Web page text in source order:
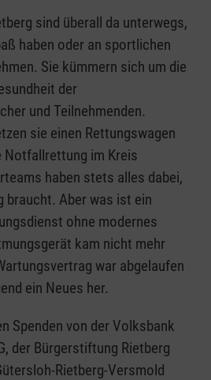
sind überall da unterwegs,
haben oder an sportlichen
Sie kümmern sich um die
der
und Teilnehmenden.
sie einen Rettungswagen
Notfallrettung im Kreis
haben stets alles dabei,
braucht. Aber was ist ein
ohne modernes
kam nicht mehr
war abgelaufen
ein Neues her.
Spenden von der Volksbank
der Bürgerstiftung Rietberg
Rietberg-Versmold